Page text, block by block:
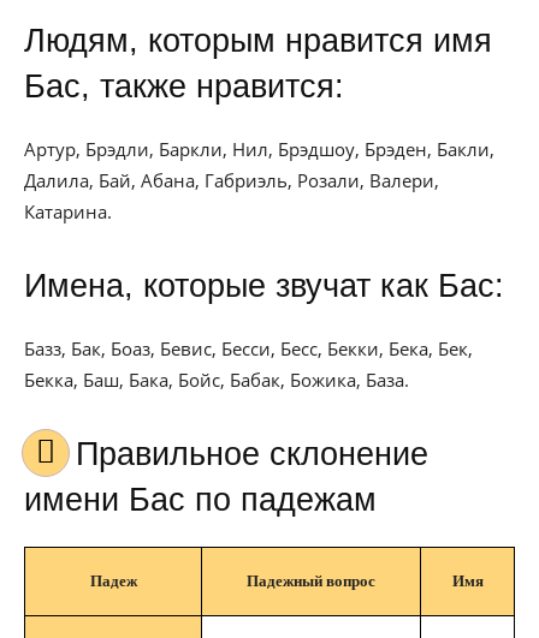
Людям, которым нравится имя
Бас, также нравится:
Артур, Брэдли, Баркли, Нил, Брэдшоу, Брэден, Бакли,
Далила, Бай, Абана, Габриэль, Розали, Валери,
Катарина.
Имена, которые звучат как Бас:
Базз, Бак, Боаз, Бевис, Бесси, Бесс, Бекки, Бека, Бек,
Бекка, Баш, Бака, Бойс, Бабак, Божика, База.
Правильное склонение
имени Бас по падежам
Падеж Падежный вопрос Имя